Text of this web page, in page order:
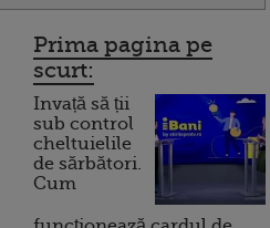
Prima pagina pe
scurt:
Invață să ții
sub control
cheltuielile
de sărbători.
Cum